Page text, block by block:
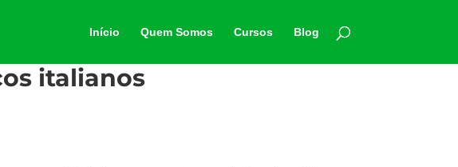
Início Quem Somos Cursos Blog
italianos